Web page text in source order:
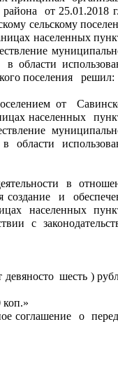
района  от 25.01.2018
сельскому
населенных
области
поселения   решил:
населенных
области
в
и
населенных
с